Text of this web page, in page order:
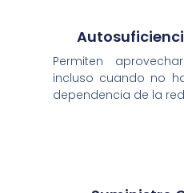
Permiten
incluso cuando no
dependencia de la